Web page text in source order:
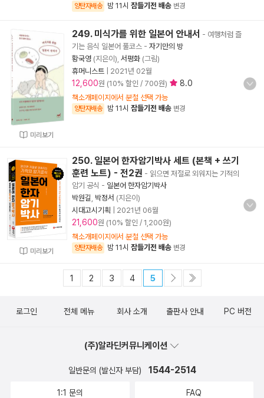
양탄자배송 밤 11시 잠들기전 배송 변경
미리보기
249. 미식가를 위한 일본어 안내서 - 여행처럼 즐
기는 음식 일본어 풀코스 - 자기만의 방
황국영 (지은이), 서평화 (그림)
휴머니스트
2021년 02월
12,600원 (10% 할인 / 700원) 8.0
책소개페이지에서 분철 선택 가능
양탄자배송 밤 11시 잠들기전 배송 변경
미리보기
250. 일본어 한자암기박사 세트 (본책 + 쓰기
훈련 노트) - 전2권 - 읽으면 저절로 외워지는 기적의
암기 공식 - 일본어 한자암기박사
박원길 박정서 (지은이)
시대고시기획
2021년 06월
21,600원 (10% 할인 / 1,200원)
책소개페이지에서 분철 선택 가능
양탄자배송 밤 11시 잠들기전 배송 변경
1 2 3 4 5
로그인 전체 메뉴 회사 소개 출판사 안내 PC 버전
(주)알라딘커뮤니케이션
일반문의 (발신자 부담) 1544-2514
1:1 문의 FAQ